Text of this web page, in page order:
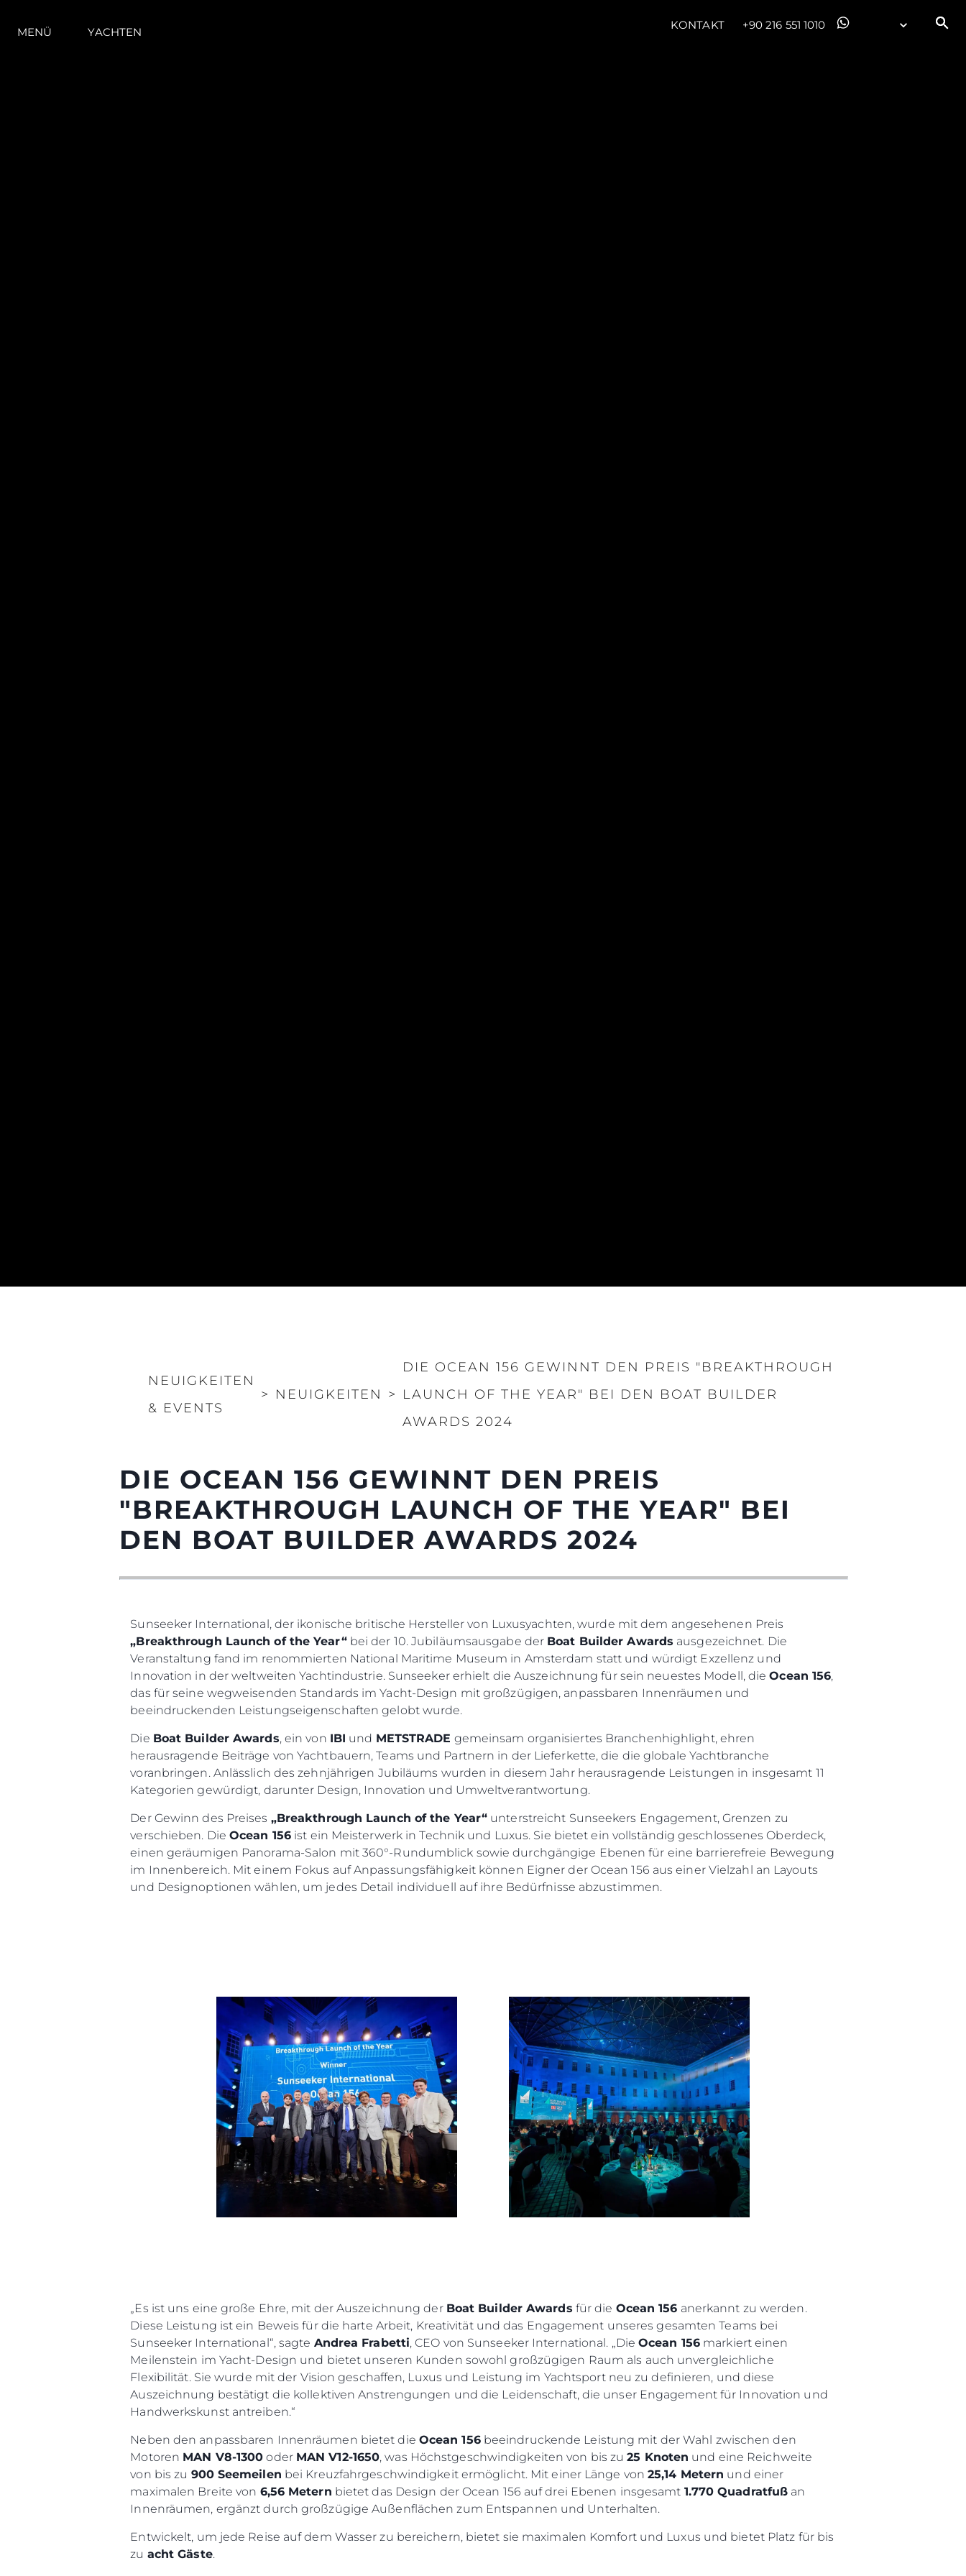
MENÜ YACHTEN
KONTAKT +90 216 551 1010
NEUIGKEITEN
& EVENTS
> NEUIGKEITEN >
DIE OCEAN 156 GEWINNT DEN PREIS "BREAKTHROUGH
LAUNCH OF THE YEAR" BEI DEN BOAT BUILDER
AWARDS 2024
DIE OCEAN 156 GEWINNT DEN PREIS
"BREAKTHROUGH LAUNCH OF THE YEAR" BEI
DEN BOAT BUILDER AWARDS 2024
Sunseeker International, der ikonische britische Hersteller von Luxusyachten, wurde mit dem angesehenen Preis
„Breakthrough Launch of the Year“bei der 10. Jubiläumsausgabe der Boat Builder Awards ausgezeichnet. Die
Veranstaltung fand im renommierten National Maritime Museum in Amsterdam statt und würdigt Exzellenz und
Innovation in der weltweiten Yachtindustrie. Sunseeker erhielt die Auszeichnung für sein neuestes Modell, dieOcean 156,
das für seine wegweisenden Standards im Yacht-Design mit großzügigen, anpassbaren Innenräumen und
beeindruckenden Leistungseigenschaften gelobt wurde.
Die Boat Builder Awards, ein von IBI und METSTRADE gemeinsam organisiertes Branchenhighlight, ehren
herausragende Beiträge von Yachtbauern, Teams und Partnern in der Lieferkette, die die globale Yachtbranche
voranbringen. Anlässlich des zehnjährigen Jubiläums wurden in diesem Jahr herausragende Leistungen in insgesamt 11
Kategorien gewürdigt, darunter Design, Innovation und Umweltverantwortung.
Der Gewinn des Preises „Breakthrough Launch of the Year“ unterstreicht Sunseekers Engagement, Grenzen zu
verschieben. DieOcean 156 ist ein Meisterwerk in Technik und Luxus. Sie bietet ein vollständig geschlossenes Oberdeck,
einen geräumigen Panorama-Salon mit 360°-Rundumblick sowie durchgängige Ebenen für eine barrierefreie Bewegung
im Innenbereich. Mit einem Fokus auf Anpassungsfähigkeit können Eigner der Ocean 156 aus einer Vielzahl an Layouts
und Designoptionen wählen, um jedes Detail individuell auf ihre Bedürfnisse abzustimmen.
„Es ist uns eine große Ehre, mit der Auszeichnung der Boat Builder Awards für die Ocean 156 anerkannt zu werden.
Diese Leistung ist ein Beweis für die harte Arbeit, Kreativität und das Engagement unseres gesamten Teams bei
Sunseeker International“, sagte Andrea Frabetti, CEO von Sunseeker International. „DieOcean 156 markiert einen
Meilenstein im Yacht-Design und bietet unseren Kunden sowohl großzügigen Raum als auch unvergleichliche
Flexibilität. Sie wurde mit der Vision geschaffen, Luxus und Leistung im Yachtsport neu zu definieren, und diese
Auszeichnung bestätigt die kollektiven Anstrengungen und die Leidenschaft, die unser Engagement für Innovation und
Handwerkskunst antreiben.“
Neben den anpassbaren Innenräumen bietet die Ocean 156beeindruckende Leistung mit der Wahl zwischen den
Motoren MAN V8-1300 oder MAN V12-1650, was Höchstgeschwindigkeiten von bis zu25 Knoten und eine Reichweite
von bis zu 900 Seemeilen bei Kreuzfahrgeschwindigkeit ermöglicht. Mit einer Länge von25,14 Metern und einer
maximalen Breite von 6,56 Metern bietet das Design der Ocean 156 auf drei Ebenen insgesamt 1.770 Quadratfuß an
Innenräumen, ergänzt durch großzügige Außenflächen zum Entspannen und Unterhalten.
Entwickelt, um jede Reise auf dem Wasser zu bereichern, bietet sie maximalen Komfort und Luxus und bietet Platz für bis
zu acht Gäste.
Information
Standort Karte
Kontakt
Cookies
KVKK
DATENSCHUTZRICHTLINIE
ERKLÄRUNG ZUR
MODERNEN SKLAVEREI
Brokerage
Bootscharter
Neuigkeiten
Veranstaltungen
Geschichte
Bewerten Sie Ihr Boot